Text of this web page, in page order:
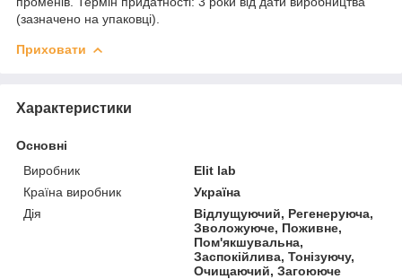
(зазначено на упаковці).
Приховати
Характеристики
Основні
Виробник
Elit lab
Країна виробник
Україна
Дія
Відлущуючий, Регенеруюча,
Зволожуюче, Поживне,
Пом'якшувальна,
Заспокійлива, Тонізуючу,
Очищаючий, Загоююче